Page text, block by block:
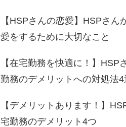
【HSPさんの恋愛】HSPさん
愛をするために大切なこと
【在宅勤務を快適に！】HSP
勤務のデメリットへの対処法4
【デメリットあります！】
宅勤務のデメリット4つ